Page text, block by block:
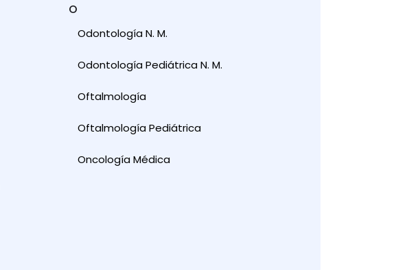
O
Odontología N. M.
Odontología Pediátrica N. M.
Oftalmología
Oftalmología Pediátrica
Oncología Médica